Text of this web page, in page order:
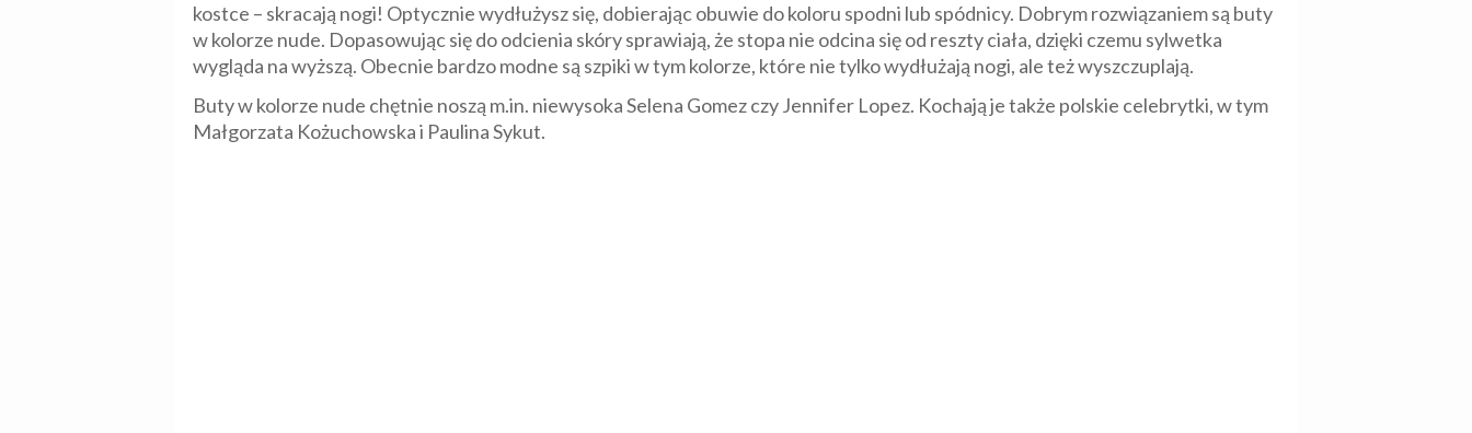
kostce – skracają nogi! Optycznie wydłużysz się, dobierając obuwie do koloru spodni lub spódnicy. Dobrym rozwiązaniem są buty
w kolorze nude. Dopasowując się do odcienia skóry sprawiają, że stopa nie odcina się od reszty ciała, dzięki czemu sylwetka
wygląda na wyższą. Obecnie bardzo modne są szpiki w tym kolorze, które nie tylko wydłużają nogi, ale też wyszczuplają.
Buty w kolorze nude chętnie noszą m.in. niewysoka Selena Gomez czy Jennifer Lopez. Kochają je także polskie celebrytki, w tym
Małgorzata Kożuchowska i Paulina Sykut.